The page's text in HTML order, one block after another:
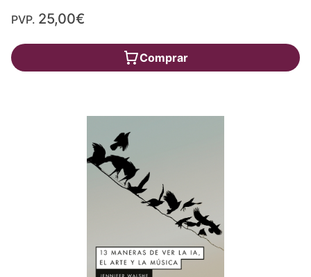
PVP. 25,00€
Comprar